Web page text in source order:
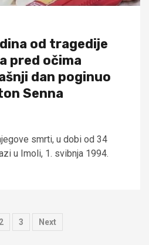
od tragedije
pred očima
dan poginuo
Senna
smrti, u dobi od 34
u Imoli, 1. svibnja 1994.
2 3 Next